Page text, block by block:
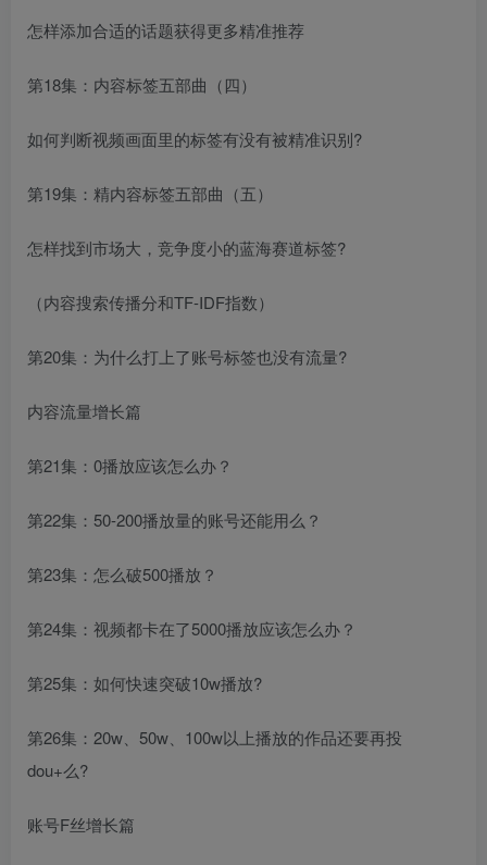
怎样添加合适的话题获得更多精准推荐
第18集：内容标签五部曲（四）
如何判断视频画面里的标签有没有被精准识别?
第19集：精内容标签五部曲（五）
怎样找到市场大，竞争度小的蓝海赛道标签?
（内容搜索传播分和TF-IDF指数）
第20集：为什么打上了账号标签也没有流量?
内容流量增长篇
第21集：0播放应该怎么办？
第22集：50-200播放量的账号还能用么？
第23集：怎么破500播放？
第24集：视频都卡在了5000播放应该怎么办？
第25集：如何快速突破10w播放?
第26集：20w、50w、100w以上播放的作品还要再投
dou+么?
账号F丝增长篇